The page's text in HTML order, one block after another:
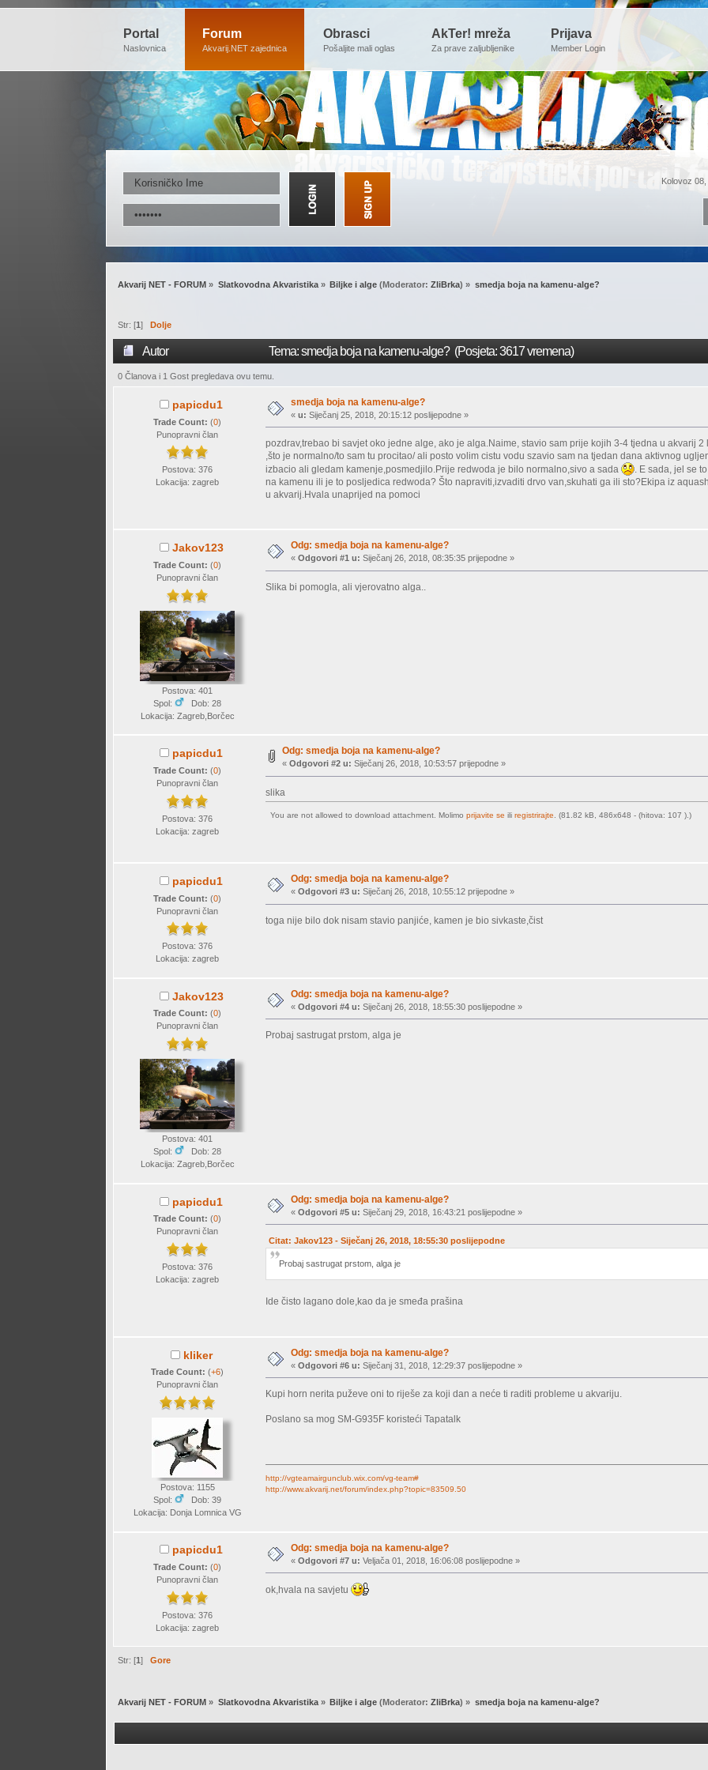
Portal
Naslovnica
Forum
Akvarij.NET zajednica
Obrasci
Pošaljite mali oglas
AkTer! mreža
Za prave zaljubljenike
Prijava
Member Login
Kolovoz
Akvarij NET - FORUM » Slatkovodna Akvaristika» Biljke i alge (Moderator:ZliBrka) » smedja boja na kamenu-alge?
Str: [1] Dolje
Autor Tema: smedja boja na kamenu-alge? (Posjeta: 3617 vremena)
0 Članova i 1 Gost pregledava ovu temu.
papicdu1
Trade Count:(0)
Punopravni član
Postova: 376
Lokacija: zagreb
smedja boja na kamenu-alge?
«u: Siječanj 25, 2018, 20:15:12 poslijepodne »
pozdrav,trebao bi savjet oko jedne alge, ako je alga.Naime, stavio sam prije kojih 3-4 tjedna u akvarij
,što je normalno/to sam tu procitao/ ali posto volim cistu vodu szavio sam na tjedan dana aktivnog
izbacio ali gledam kamenje,posmedjilo.Prije redwoda je bilo normalno,sivo a sada
. E sada, jel se
na kamenu ili je to posljedica redwoda? Što napraviti,izvaditi drvo van,skuhati ga ili sto?Ekipa iz
u akvarij.Hvala unaprijed na pomoci
Jakov123
Trade Count:(0)
Punopravni član
Postova: 401
Spol:
Dob: 28
Lokacija: Zagreb,Borčec
Odg: smedja boja na kamenu-alge?
«Odgovori #1 u: Siječanj 26, 2018, 08:35:35 prijepodne »
Slika bi pomogla, ali vjerovatno alga..
papicdu1
Trade Count:(0)
Punopravni član
Postova: 376
Lokacija: zagreb
Odg: smedja boja na kamenu-alge?
«Odgovori #2 u: Siječanj 26, 2018, 10:53:57 prijepodne »
slika
You are not allowed to download attachment. Molimo prijavite se ili registrirajte . (81.82 kB, 486x648 - (hitova: 107 ).)
papicdu1
Trade Count:(0)
Punopravni član
Postova: 376
Lokacija: zagreb
Odg: smedja boja na kamenu-alge?
«Odgovori #3 u: Siječanj 26, 2018, 10:55:12 prijepodne »
toga nije bilo dok nisam stavio panjiće, kamen je bio sivkaste,čist
Jakov123
Trade Count:(0)
Punopravni član
Postova: 401
Spol:
Dob: 28
Lokacija: Zagreb,Borčec
Odg: smedja boja na kamenu-alge?
«Odgovori #4 u: Siječanj 26, 2018, 18:55:30 poslijepodne »
Probaj sastrugat prstom, alga je
papicdu1
Trade Count:(0)
Punopravni član
Postova: 376
Lokacija: zagreb
Odg: smedja boja na kamenu-alge?
«Odgovori #5 u: Siječanj 29, 2018, 16:43:21 poslijepodne »
Citat: Jakov123 - Siječanj 26, 2018, 18:55:30 poslijepodne
Probaj sastrugat prstom, alga je
Ide čisto lagano dole,kao da je smeđa prašina
kliker
Trade Count:(+6)
Punopravni član
Postova: 1155
Spol:
Dob: 39
Lokacija: Donja Lomnica VG
Odg: smedja boja na kamenu-alge?
«Odgovori #6 u: Siječanj 31, 2018, 12:29:37 poslijepodne »
Kupi horn nerita puževe oni to riješe za koji dan a neće ti raditi probleme u akvariju.
Poslano sa mog SM-G935F koristeći Tapatalk
http://vgteamairgunclub.wix.com/vg-team#
http://www.akvarij.net/forum/index.php?topic=83509.50
papicdu1
Trade Count:(0)
Punopravni član
Postova: 376
Lokacija: zagreb
Odg: smedja boja na kamenu-alge?
«Odgovori #7 u: Veljača 01, 2018, 16:06:08 poslijepodne »
ok,hvala na savjetu
Str: [1] Gore
Akvarij NET - FORUM » Slatkovodna Akvaristika» Biljke i alge (Moderator:ZliBrka) » smedja boja na kamenu-alge?